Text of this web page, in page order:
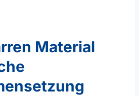
Material